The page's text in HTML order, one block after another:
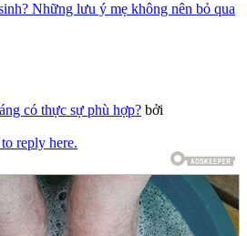
Những lưu ý mẹ không nên bỏ qua
có thực sự phù hợp? bởi
reply here.